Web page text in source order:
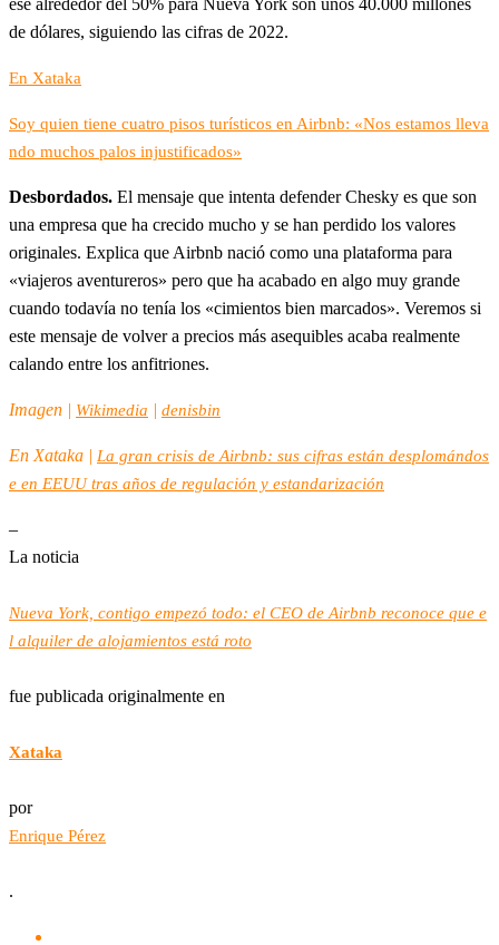
de dólares, siguiendo las cifras de 2022.
En Xataka
Soy quien tiene cuatro pisos turísticos en Airbnb: «Nos estamos lleva
ndo muchos palos injustificados»
Desbordados. El mensaje que intenta defender Chesky es que son
una empresa que ha crecido mucho y se han perdido los valores
originales. Explica que Airbnb nació como una plataforma para
«viajeros aventureros» pero que ha acabado en algo muy grande
cuando todavía no tenía los «cimientos bien marcados». Veremos si
este mensaje de volver a precios más asequibles acaba realmente
calando entre los anfitriones.
Imagen | Wikimedia | denisbin
En Xataka | La gran crisis de Airbnb: sus cifras están desplomándos
e en EEUU tras años de regulación y estandarización
–
La noticia
Nueva York, contigo empezó todo: el CEO de Airbnb reconoce que e
l alquiler de alojamientos está roto
fue publicada originalmente en
Xataka
por
Enrique Pérez
.